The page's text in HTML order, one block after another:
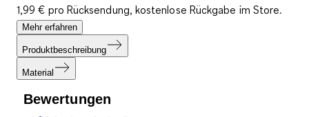
1,99 € pro Rücksendung, kostenlose Rückgabe im Store.
Mehr erfahren
Produktbeschreibung
Material
Bewertungen